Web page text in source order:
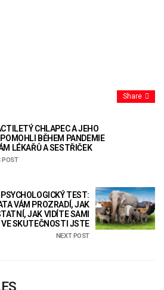
Share
CHLAPEC A JEHO
BĚHEM PANDEMIE
LÉKAŘŮ A SESTŘIČEK
POST
TEST:
VÁM PROZRADÍ, JAK
JAK VIDÍTE SAMI
VE SKUTEČNOSTI JSTE
NEXT POST